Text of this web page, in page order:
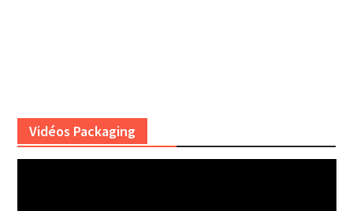
Vidéos Packaging